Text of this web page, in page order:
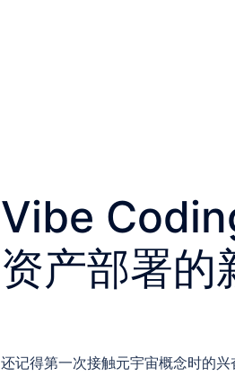
Vibe
资产部署的
还记得第一次接触元宇宙概念时的